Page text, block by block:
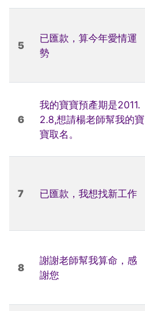
5
已匯款，算今年愛情運
勢
6
我的寶寶預產期是2011.
2.8,想請楊老師幫我的寶
寶取名。
7 已匯款，我想找新工作
8
謝謝老師幫我算命，感
謝您